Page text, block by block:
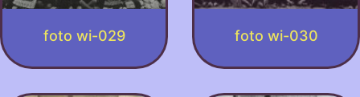
foto wi-029 foto wi-030